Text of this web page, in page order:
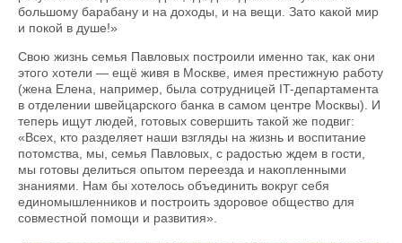
большому барабану и на доходы, и на вещи. Зато какой мир
и покой в душе!»
Свою жизнь семья Павловых построили именно так, как они
этого хотели — ещё живя в Москве, имея престижную работу
(жена Елена, например, была сотрудницей IT-департамента
в отделении швейцарского банка в самом центре Москвы). И
теперь ищут людей, готовых совершить такой же подвиг:
«Всех, кто разделяет наши взгляды на жизнь и воспитание
потомства, мы, семья Павловых, с радостью ждем в гости,
мы готовы делиться опытом переезда и накопленными
знаниями. Нам бы хотелось объединить вокруг себя
единомышленников и построить здоровое общество для
совместной помощи и развития».